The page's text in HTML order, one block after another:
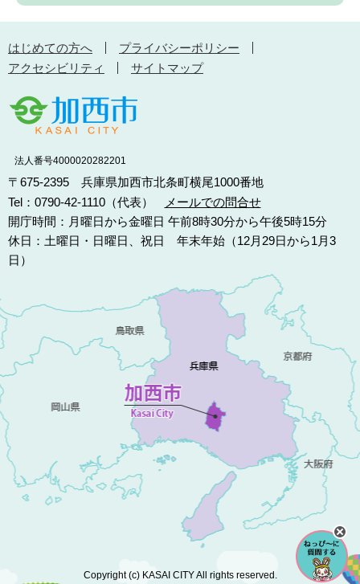
はじめての方へ
プライバシーポリシー
アクセシビリティ
サイトマップ
法人番号4000020282201
〒675-2395 兵庫県加西市北条町横尾1000番地
Tel：0790-42-1110（代表）
メールでの問合せ
開庁時間：月曜日から金曜日 午前8時30分から午後5時15分
休日：土曜日・日曜日、祝日 年末年始（12月29日から1月3
日）
Copyright (c) KASAI CITY All rights reserved.